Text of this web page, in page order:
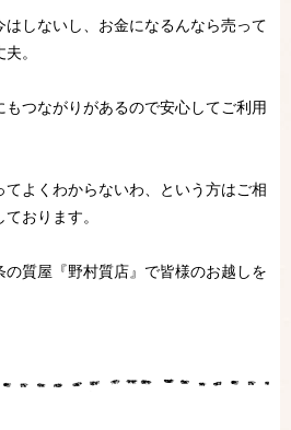
はしないし、お金になるんなら売って
。
つながりがあるので安心してご利用
よくわからないわ、という方はご相
おります。
質屋『野村質店』で皆様のお越しを